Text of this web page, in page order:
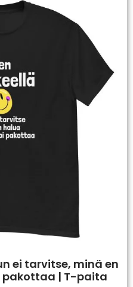
ei tarvitse, minä en
pakottaa | T-paita